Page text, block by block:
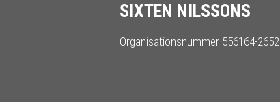
SIXTEN NILSSONS
Organisationsnummer 556164-2652